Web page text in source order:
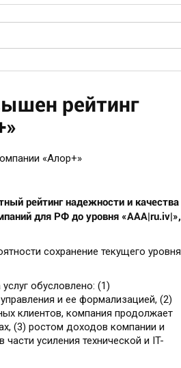
рейтинг
рейтинг надежности и качества
для РФ до уровня «AАА|ru.iv|»,
сохранение текущего уровня
обусловлено: (1)
и ее формализацией, (2)
клиентов, компания продолжает
(3) ростом доходов компании и
усиления технической и IT-